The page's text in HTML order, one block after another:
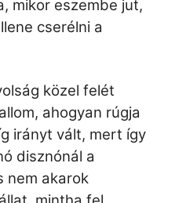
mikor eszembe jut,
cserélni a
közel felét
ahogyan rúgja
irányt vált, mert így
disznónál a
nem akarok